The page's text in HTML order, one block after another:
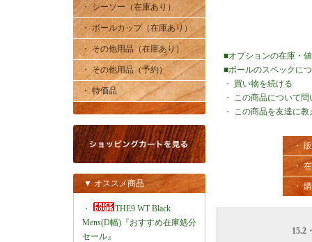
・ シーソー（在庫あり）
・ ボールカップ（在庫あり）
・ その他用品（在庫あり）
・ その他用品（予約）
・ 特価品
▼ オススメ商品
・
THE9 WT Black
Mens(D幅)『おすすめ在庫処分
セール』
■オプションの在庫・
■ボールのスペックに
・ 買い物を続ける
・ この商品について問
・ この商品を友達に教
・
・
・
15.2